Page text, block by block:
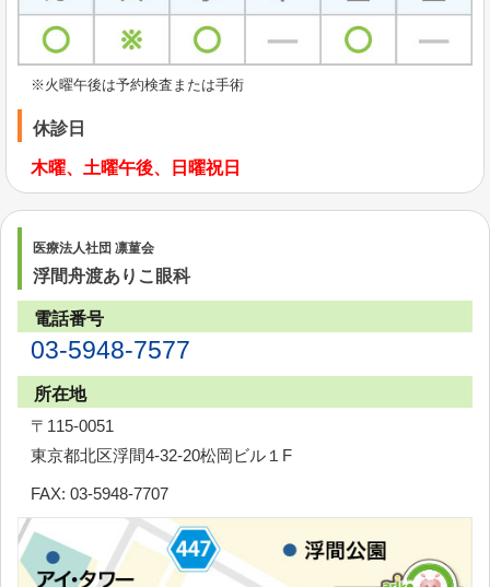
※火曜午後は予約検査または手術
休診日
木曜、土曜午後、日曜祝日
医療法人社団 凛菫会
浮間舟渡ありこ眼科
電話番号
03-5948-7577
所在地
〒115-0051
東京都北区浮間4-32-20松岡ビル１F
FAX: 03-5948-7707